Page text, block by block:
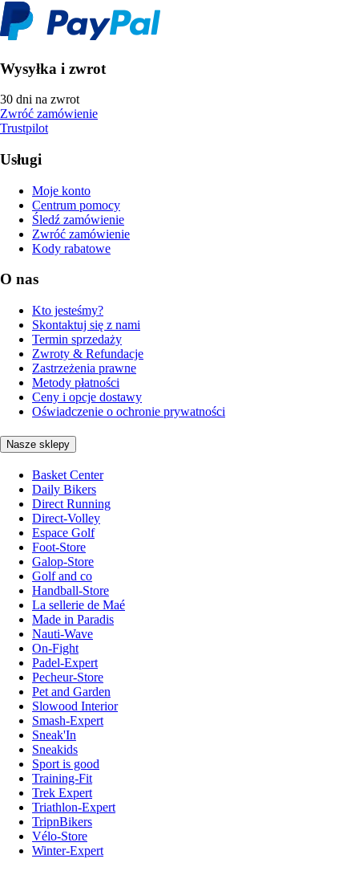
Wysyłka i zwrot
30 dni na zwrot
Zwróć zamówienie
Trustpilot
Usługi
Moje konto
Centrum pomocy
Śledź zamówienie
Zwróć zamówienie
Kody rabatowe
O nas
Kto jesteśmy?
Skontaktuj się z nami
Termin sprzedaży
Zwroty & Refundacje
Zastrzeżenia prawne
Metody płatności
Ceny i opcje dostawy
Oświadczenie o ochronie prywatności
Nasze sklepy
Basket Center
Daily Bikers
Direct Running
Direct-Volley
Espace Golf
Foot-Store
Galop-Store
Golf and co
Handball-Store
La sellerie de Maé
Made in Paradis
Nauti-Wave
On-Fight
Padel-Expert
Pecheur-Store
Pet and Garden
Slowood Interior
Smash-Expert
Sneak'In
Sneakids
Sport is good
Training-Fit
Trek Expert
Triathlon-Expert
TripnBikers
Vélo-Store
Winter-Expert